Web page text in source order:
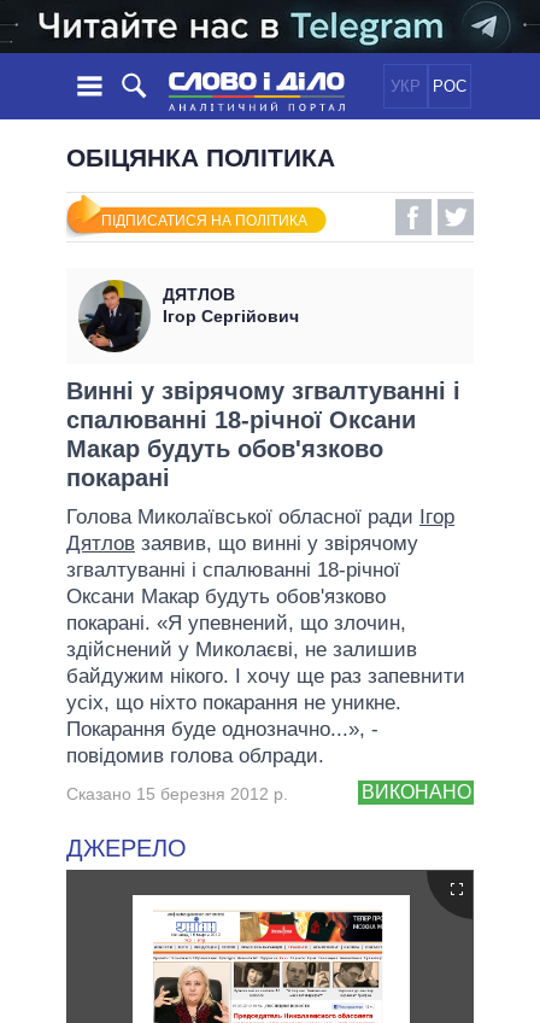
УКР РОС
НОВИНИ
СТРІЧКА
ПОДІЇ
СТАТТІ
ДУМКИ
ОГЛЯДИ
ДАЙДЖЕСТИ
ПОЛІТИКА
ЕКОНОМІКА
СВІТ
ОБIЦЯНКИ
УСІ ПОЛІТИКИ
ПРЕЗИДЕНТ І ОФІС
ВЕРХОВНА РАДА
КАБІНЕТ МІНІСТРІВ
ГОЛОВИ ОБЛАДМІНІСТРАЦІЙ
МЕРИ МІСТ
ВСІ ПЕРСОНИ
ІНФОГРАФІКА
ПІДТРИМАТИ
ПОРІВНЯННЯ ПОЛІТИКІВ
ОБІЦЯНКА ПОЛІТИКА
ПІДПИСАТИСЯ НА ПОЛІТИКА
ДЯТЛОВ
Ігор Сергійович
Винні у звірячому згвалтуванні і
спалюванні 18-річної Оксани
Макар будуть обов'язково
покарані
Голова Миколаївської обласної ради Ігор
Дятлов заявив, що винні у звірячому
згвалтуванні і спалюванні 18-річної
Оксани Макар будуть обов'язково
покарані. «Я упевнений, що злочин,
здійснений у Миколаєві, не залишив
байдужим нікого. І хочу ще раз запевнити
усіх, що ніхто покарання не уникне.
Покарання буде однозначно...», -
повідомив голова облради.
ВИКОНАНО
Сказано 15 березня 2012 р.
ДЖЕРЕЛО